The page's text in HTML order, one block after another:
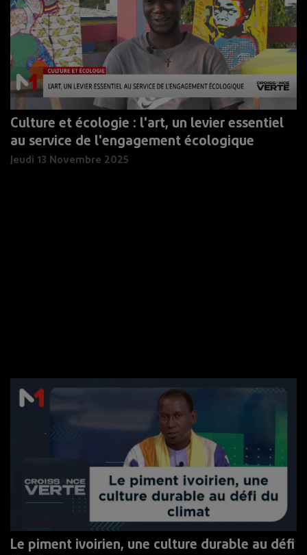
Culture et écologie : l'art, un levier essentiel
au service de l'engagement écologique
Jeudi 13 Novembre 2025
Le piment ivoirien, une culture durable au défi